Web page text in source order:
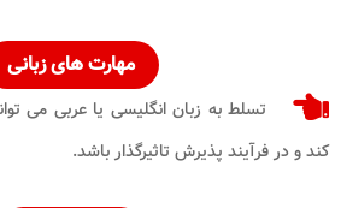
مهارت های زبانی
تسلط به زبان انگلیسی یا عربی می
کند و در فرآیند پذیرش تاثیرگذار باشد.